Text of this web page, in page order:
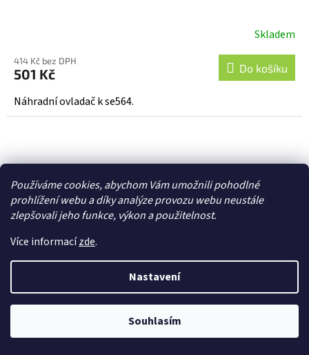
Používáme cookies, abychom Vám umožnili pohodlné
prohlížení webu a díky analýze provozu webu neustále
zlepšovali jeho funkce, výkon a použitelnost.
Více informacízde.
Nastavení
Souhlasím
Skladem
414 Kč bez DPH
501 Kč Do košíku
Náhradní ovladač k se564.